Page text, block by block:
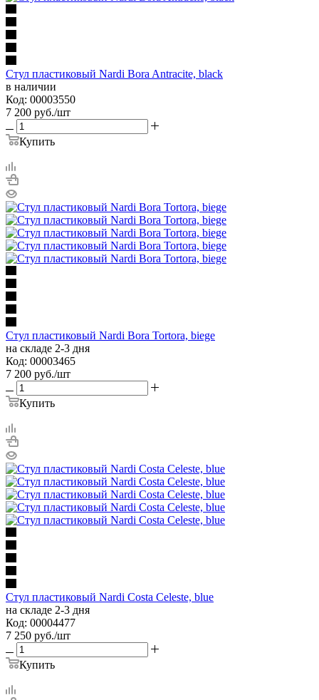
Стул пластиковый Nardi Bora Antracite, black
в наличии
Код: 00003550
7 200 руб./шт
Купить
Стул пластиковый Nardi Bora Tortora, biege
на складе 2-3 дня
Код: 00003465
7 200 руб./шт
Купить
Стул пластиковый Nardi Costa Celeste, blue
на складе 2-3 дня
Код: 00004477
7 250 руб./шт
Купить